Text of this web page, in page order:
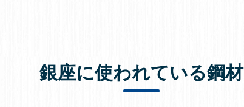
銀座に使われている鋼材